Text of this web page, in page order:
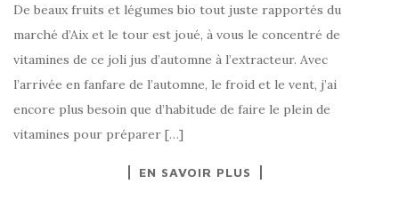
De beaux fruits et légumes bio tout juste rapportés du
marché d’Aix et le tour est joué, à vous le concentré de
vitamines de ce joli jus d’automne à l’extracteur. Avec
l’arrivée en fanfare de l’automne, le froid et le vent, j’ai
encore plus besoin que d’habitude de faire le plein de
vitamines pour préparer […]
EN SAVOIR PLUS